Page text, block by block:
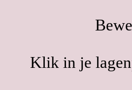
Klik in je